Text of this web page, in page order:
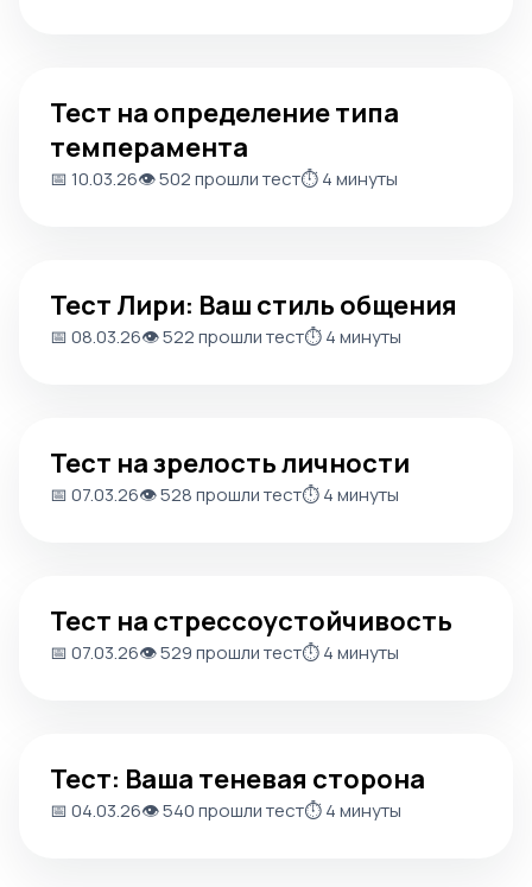
Тест на определение типа
темперамента
📅 10.03.26👁️ 502 прошли тест⏱️ 4 минуты
Тест Лири: Ваш стиль общения
📅 08.03.26👁️ 522 прошли тест⏱️ 4 минуты
Тест на зрелость личности
📅 07.03.26👁️ 528 прошли тест⏱️ 4 минуты
Тест на стрессоустойчивость
📅 07.03.26👁️ 529 прошли тест⏱️ 4 минуты
Тест: Ваша теневая сторона
📅 04.03.26👁️ 540 прошли тест⏱️ 4 минуты